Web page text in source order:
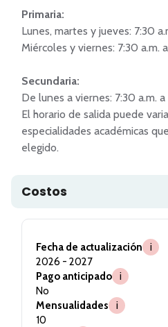
Primaria:
Lunes, martes y jueves: 7:30
Miércoles y viernes: 7:30 a.m.
Secundaria:
De lunes a viernes: 7:30 a.m.
El horario de salida puede
especialidades académicas
elegido.
Costos
Fecha de actualización
i
2026 - 2027
Pago anticipado
i
No
Mensualidades
i
10